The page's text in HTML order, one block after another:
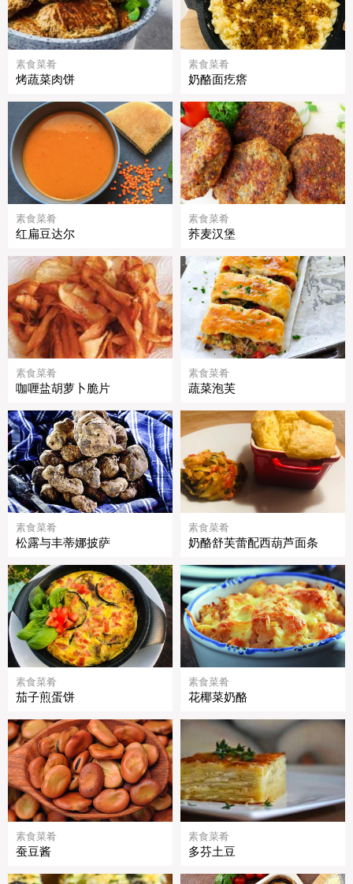
素食菜肴
烤蔬菜肉饼
素食菜肴
奶酪面疙瘩
素食菜肴
红扁豆达尔
素食菜肴
荞麦汉堡
素食菜肴
咖喱盐胡萝卜脆片
素食菜肴
蔬菜泡芙
素食菜肴
松露与丰蒂娜披萨
素食菜肴
奶酪舒芙蕾配西葫芦面条
素食菜肴
茄子煎蛋饼
素食菜肴
花椰菜奶酪
素食菜肴
蚕豆酱
素食菜肴
多芬土豆